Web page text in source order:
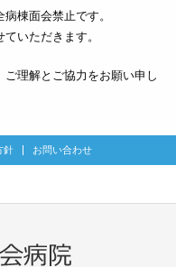
棟面会禁止です。
いただきます。
理解とご協力をお願い申し
針 お問い合わせ